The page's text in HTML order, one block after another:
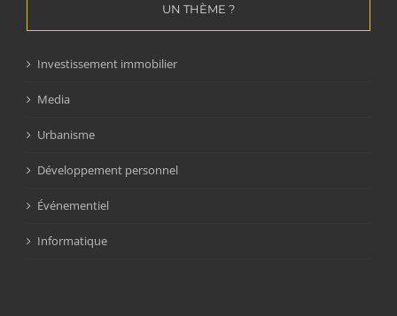
UN THÈME ?
Investissement immobilier
Media
Urbanisme
Développement personnel
Événementiel
Informatique